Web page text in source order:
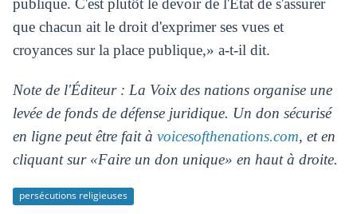
publique. C'est plutôt le devoir de l'État de s'assurer
que chacun ait le droit d'exprimer ses vues et
croyances sur la place publique,» a-t-il dit.
Note de l'Éditeur : La Voix des nations organise une
levée de fonds de défense juridique. Un don sécurisé
en ligne peut être fait à voicesofthenations.com, et en
cliquant sur «Faire un don unique» en haut à droite.
persécutions religieuses